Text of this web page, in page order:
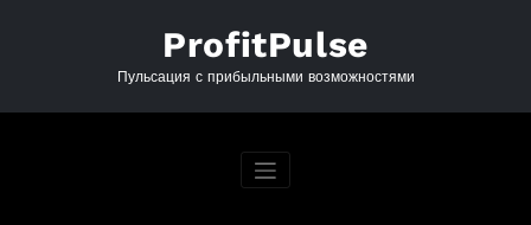
ProfitPulse
Пульсация с прибыльными возможностями